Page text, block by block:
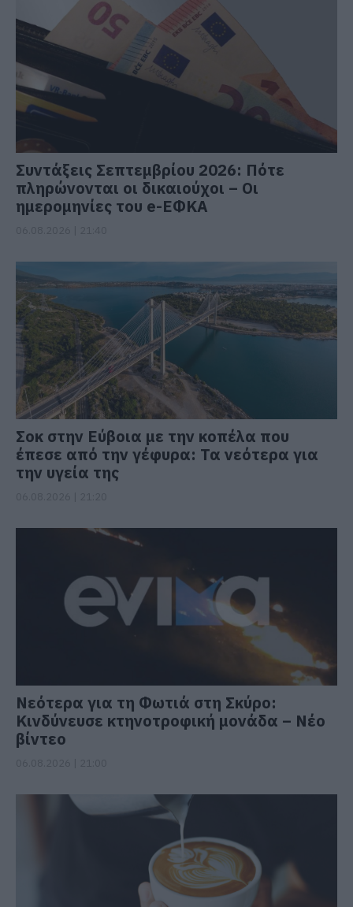
Συντάξεις Σεπτεμβρίου 2026: Πότε
πληρώνονται οι δικαιούχοι – Οι
ημερομηνίες του e-ΕΦΚΑ
Σοκ στην Εύβοια με την κοπέλα που
έπεσε από την γέφυρα: Τα νεότερα για
την υγεία της
Νεότερα για τη Φωτιά στη Σκύρο:
Κινδύνευσε κτηνοτροφική μονάδα – Νέο
βίντεο